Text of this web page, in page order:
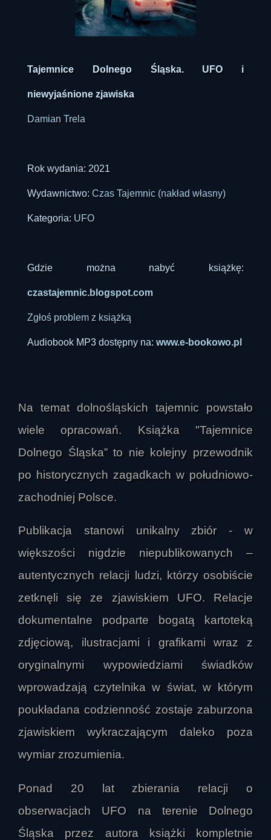
Tajemnice Dolnego Śląska. UFO i
niewyjaśnione zjawiska
Damian Trela
Rok wydania: 2021
Wydawnictwo: Czas Tajemnic (nakład własny)
Kategoria: UFO
Gdzie można nabyć książkę:
czastajemnic.blogspot.com
Zgłoś problem z książką
Audiobook MP3 dostępny na: www.e-bookowo.pl
Na temat dolnośląskich tajemnic powstało
wiele opracowań. Książka "Tajemnice
Dolnego Śląska” to nie kolejny przewodnik
po historycznych zagadkach w południowo-
zachodniej Polsce.
Publikacja stanowi unikalny zbiór - w
większości nigdzie niepublikowanych –
autentycznych relacji ludzi, którzy osobiście
zetknęli się ze zjawiskiem UFO. Relacje
dokumentalne podparte bogatą kartoteką
zdjęciową, ilustracjami i grafikami wraz z
oryginalnymi wypowiedziami świadków
wprowadzają czytelnika w świat, w którym
poukładana codzienność zostaje zaburzona
zjawiskiem wykraczającym daleko poza
wymiar zrozumienia.
Ponad 20 lat zbierania relacji o
obserwacjach UFO na terenie Dolnego
Śląska przez autora książki kompletnie